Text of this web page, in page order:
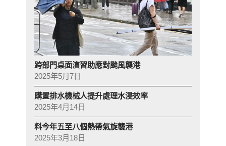
跨部門桌面演習助應對颱風襲港
2025年5月7日
購置排水機械人提升處理水浸效率
2025年4月14日
料今年五至八個熱帶氣旋襲港
2025年3月18日